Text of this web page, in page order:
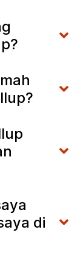
di